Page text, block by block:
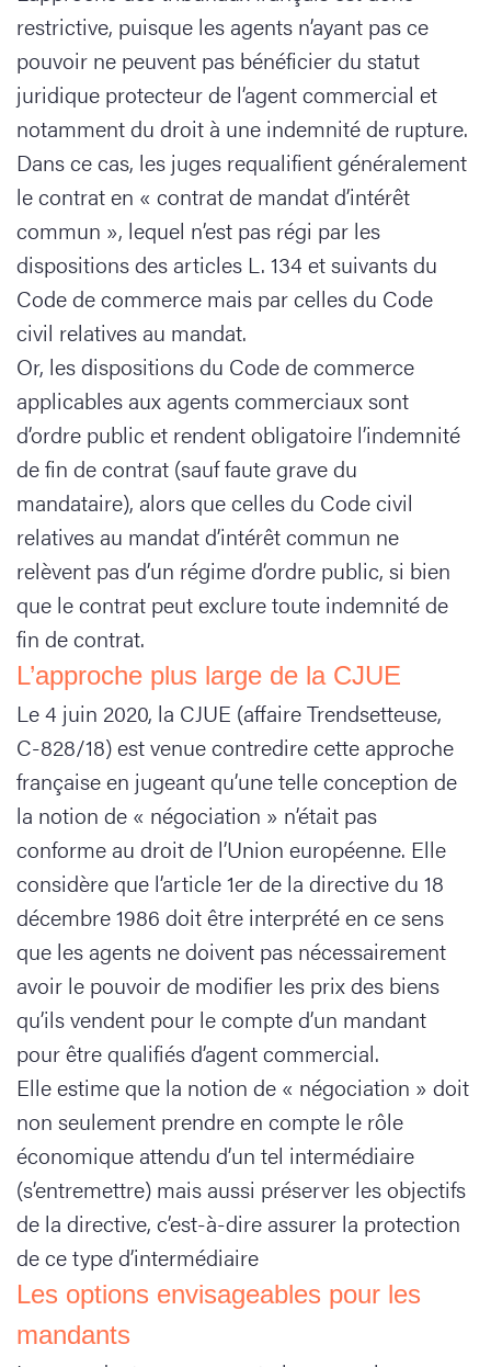
restrictive, puisque les agents n’ayant pas ce
pouvoir ne peuvent pas bénéficier du statut
juridique protecteur de l’agent commercial et
notamment du droit à une indemnité de rupture.
Dans ce cas, les juges requalifient généralement
le contrat en « contrat de mandat d’intérêt
commun », lequel n’est pas régi par les
dispositions des articles L. 134 et suivants du
Code de commerce mais par celles du Code
civil relatives au mandat.
Or, les dispositions du Code de commerce
applicables aux agents commerciaux sont
d’ordre public et rendent obligatoire l’indemnité
de fin de contrat (sauf faute grave du
mandataire), alors que celles du Code civil
relatives au mandat d’intérêt commun ne
relèvent pas d’un régime d’ordre public, si bien
que le contrat peut exclure toute indemnité de
fin de contrat.
L’approche plus large de la CJUE
Le 4 juin 2020, la CJUE (affaire Trendsetteuse,
C-828/18) est venue contredire cette approche
française en jugeant qu’une telle conception de
la notion de « négociation » n’était pas
conforme au droit de l’Union européenne. Elle
considère que l’article 1er de la directive du 18
décembre 1986 doit être interprété en ce sens
que les agents ne doivent pas nécessairement
avoir le pouvoir de modifier les prix des biens
qu’ils vendent pour le compte d’un mandant
pour être qualifiés d’agent commercial.
Elle estime que la notion de « négociation » doit
non seulement prendre en compte le rôle
économique attendu d’un tel intermédiaire
(s’entremettre) mais aussi préserver les objectifs
de la directive, c’est-à-dire assurer la protection
de ce type d’intermédiaire
Les options envisageables pour les
mandants